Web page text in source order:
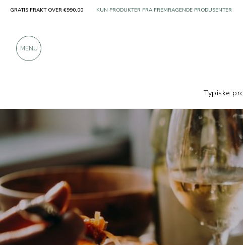
GRATIS FRAKT OVER €990,00
MENU
Typiske